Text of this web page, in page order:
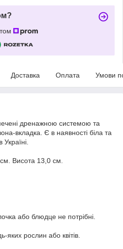
Доставка Оплата Умови
дренажною системою та
вкладка. Є в наявності біла та
Висота 13,0 см.
або блюдце не потрібні.
рослин або квітів.